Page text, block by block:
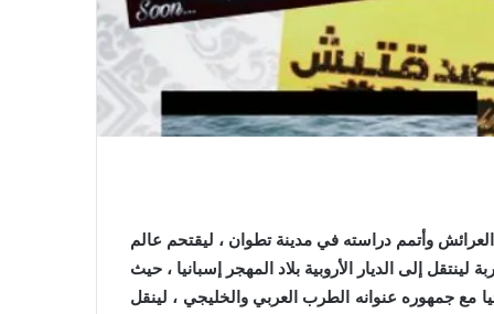
وأتمم دراسته في مدينة تطوان ، ليقتحم عالم
إلى الديار الأروبية بلاد المهجر إسبانيا ، حيث
سنة 2015 ليشارك ألبوما غنائيا مع جمهوره عنوانه الطرب العربي والخليجي ، لينقل